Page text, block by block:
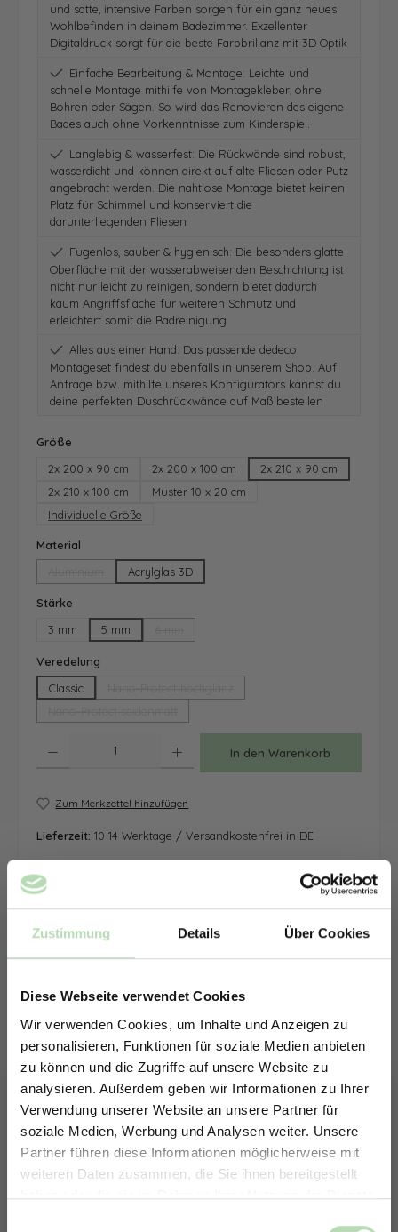
Zustimmung Details Über Cookies
Diese Webseite verwendet Cookies
Wir verwenden Cookies, um Inhalte und Anzeigen zu
personalisieren, Funktionen für soziale Medien anbieten
zu können und die Zugriffe auf unsere Website zu
analysieren. Außerdem geben wir Informationen zu Ihrer
Verwendung unserer Website an unsere Partner für
soziale Medien, Werbung und Analysen weiter. Unsere
Partner führen diese Informationen möglicherweise mit
weiteren Daten zusammen, die Sie ihnen bereitgestellt
haben oder die sie im Rahmen Ihrer Nutzung der Dienste
und satte, intensive Farben sorgen für ein ganz neues
Wohlbefinden in deinem Badezimmer. Exzellenter
Digitaldruck sorgt für die beste Farbbrillanz mit 3D Optik
Einfache Bearbeitung & Montage: Leichte und
schnelle Montage mithilfe von Montagekleber, ohne
Bohren oder Sägen. So wird das Renovieren des eigene
Bades auch ohne Vorkenntnisse zum Kinderspiel.
Langlebig & wasserfest: Die Rückwände sind robust,
wasserdicht und können direkt auf alte Fliesen oder Putz
angebracht werden. Die nahtlose Montage bietet keinen
Platz für Schimmel und konserviert die
darunterliegenden Fliesen
Fugenlos, sauber & hygienisch: Die besonders glatte
Oberfläche mit der wasserabweisenden Beschichtung ist
nicht nur leicht zu reinigen, sondern bietet dadurch
kaum Angriffsfläche für weiteren Schmutz und
erleichtert somit die Badreinigung
Alles aus einer Hand: Das passende dedeco
Montageset findest du ebenfalls in unserem Shop. Auf
Anfrage bzw. mithilfe unseres Konfigurators kannst du
deine perfekten Duschrückwände auf Maß bestellen
Größe
2x 200 x 90 cm
2x 200 x 100 cm
2x 210 x 90 cm
2x 210 x 100 cm
Muster 10 x 20 cm
Individuelle Größe
Material
(Diese Option ist zurzeit nicht verfügbar.)
Acrylglas 3D
Stärke
3 mm
5 mm
Veredelung
Classic
In den Warenkorb
Zum Merkzettel hinzufügen
Lieferzeit: 10-14 Werktage / Versandkostenfrei in DE
ERHALTE 5% RABATT AUF
DEINE RÜCKWÄNDE